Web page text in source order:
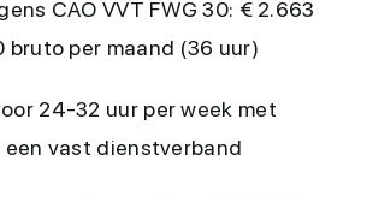
CAO VVT FWG 30: € 2.663
bruto per maand (36 uur)
24-32 uur per week met
vast dienstverband